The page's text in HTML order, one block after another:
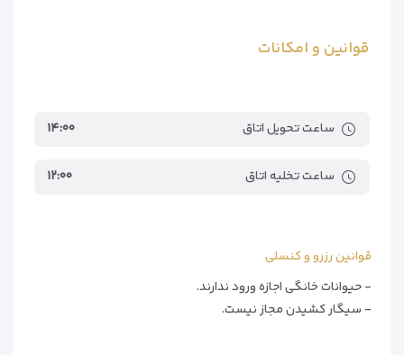
قوانین و امکانات
ساعت تحویل اتاق ۱۴:۰۰
ساعت تخلیه اتاق ۱۲:۰۰
قوانین رزرو و کنسلی
- حیوانات خانگی اجازه ورود ندارند.
- سیگار کشیدن مجاز نیست.